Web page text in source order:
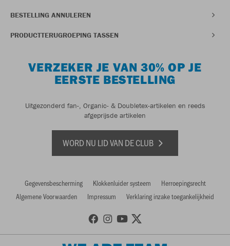
BESTELLING ANNULEREN
PRODUCTTERUGROEPING TASSEN
VERZEKER JE VAN 30% OP JE
EERSTE BESTELLING
Uitgezonderd fan-, Organic- & Doubletex-artikelen en reeds
afgeprijsde artikelen
WORD NU LID VAN DE CLUB
Gegevensbescherming Klokkenluider systeem
Herroepingsrecht
Algemene Voorwaarden
Impressum Verklaring inzake toegankelijkheid